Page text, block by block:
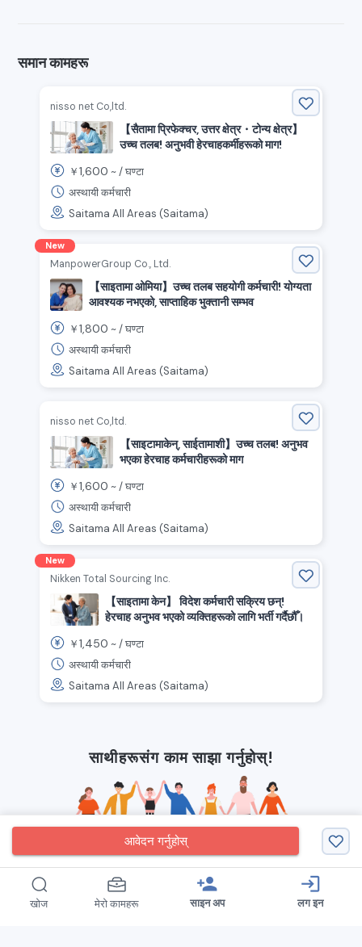
आवेदन गर्नुहोस्
समान कामहरू
nisso net Co,ltd.
【सैतामा प्रिफेक्चर, उत्तर क्षेत्र・टोन्य क्षेत्र】
उच्च तलब! अनुभवी हेरचाहकर्मीहरूको माग!
￥1,600 ~ /घण्टा
अस्थायी कर्मचारी
Saitama All Areas (Saitama)
New
ManpowerGroup Co., Ltd.
【साइतामा ओमिया】उच्च तलब सहयोगी कर्मचारी! योग्यता
आवश्यक नभएको, साप्ताहिक भुक्तानी सम्भव
￥1,800 ~ /घण्टा
अस्थायी कर्मचारी
Saitama All Areas (Saitama)
nisso net Co,ltd.
【साइटामाकेन्, साईतामाशी】उच्च तलब! अनुभव
भएका हेरचाह कर्मचारीहरूको माग
￥1,600 ~ /घण्टा
अस्थायी कर्मचारी
Saitama All Areas (Saitama)
New
Nikken Total Sourcing Inc.
【साइतामा केन】 विदेश कर्मचारी सक्रिय छन्!
हेरचाह अनुभव भएको व्यक्तिहरूको लागि भर्ती गर्दैछौँ।
￥1,450 ~ /घण्टा
अस्थायी कर्मचारी
Saitama All Areas (Saitama)
साथीहरूसंग काम साझा गर्नुहोस्!
खोज मेरो कामहरू
person_add
साइन अप
login
लग इन